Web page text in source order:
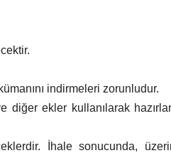
indirmeleri zorunludur.
diğer ekler kullanılarak
İhale sonucunda,